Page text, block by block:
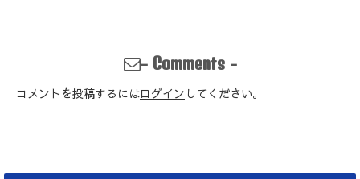
- Comments-
コメントを投稿するにはログイン してください。